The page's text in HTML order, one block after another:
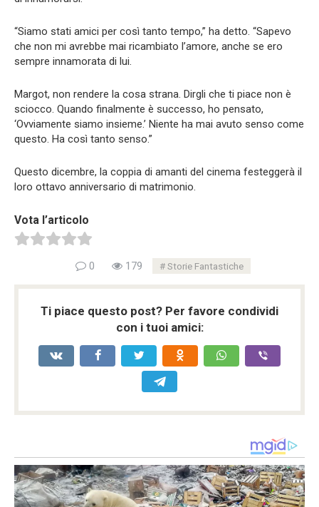
“Siamo stati amici per così tanto tempo,” ha detto. “Sapevo
che non mi avrebbe mai ricambiato l’amore, anche se ero
sempre innamorata di lui.
Margot, non rendere la cosa strana. Dirgli che ti piace non è
sciocco. Quando finalmente è successo, ho pensato,
‘Ovviamente siamo insieme.’ Niente ha mai avuto senso come
questo. Ha così tanto senso.”
Questo dicembre, la coppia di amanti del cinema festeggerà il
loro ottavo anniversario di matrimonio.
Vota l’articolo
0 179 Storie Fantastiche
Ti piace questo post? Per favore condividi
con i tuoi amici: